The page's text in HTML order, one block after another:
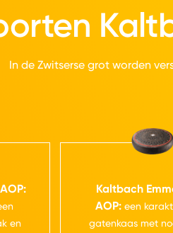
In de Zwitserse grot worden
en
Kaltbach
AOP:een
gatenkaas met